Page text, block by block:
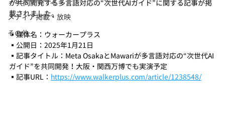
メディア掲載・放映
その他
が共同開発する多言語対応の“次世代AIガイド”に関する記事が掲
載されました。
▪️媒体名：ウォーカープラス
▪️公開日：2025年1月21日
▪️記事タイトル：Meta OsakaとMawariが多言語対応の“次世代AI
ガイド”を共同開発！大阪・関西万博でも実演予定
▪️記事URL： https://www.walkerplus.com/article/1238548/